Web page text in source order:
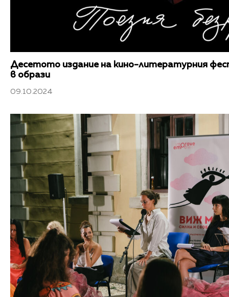
Десетото издание на кино-литературния
в образи
09.10.2024